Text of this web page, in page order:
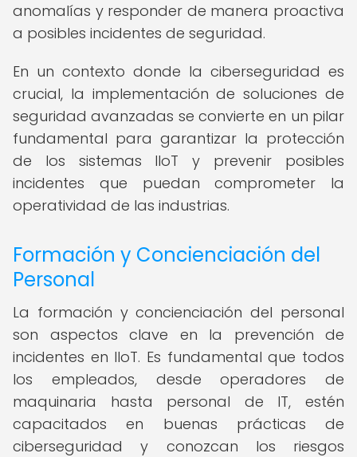
anomalías y responder de manera proactiva
a posibles incidentes de seguridad.
En un contexto donde la ciberseguridad es
crucial, la implementación de soluciones de
seguridad avanzadas se convierte en un pilar
fundamental para garantizar la protección
de los sistemas IIoT y prevenir posibles
incidentes que puedan comprometer la
operatividad de las industrias.
Formación y Concienciación del
Personal
La formación y concienciación del personal
son aspectos clave en la prevención de
incidentes en IIoT. Es fundamental que todos
los empleados, desde operadores de
maquinaria hasta personal de IT, estén
capacitados en buenas prácticas de
ciberseguridad y conozcan los riesgos